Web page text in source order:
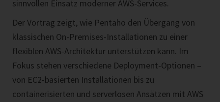
sinnvollen Einsatz moderner AWS-Services.
Der Vortrag zeigt, wie Pentaho den Übergang von
klassischen On-Premises-Installationen zu einer
flexiblen AWS-Architektur unterstützen kann. Im
Fokus stehen verschiedene Deployment-Optionen –
von EC2-basierten Installationen bis zu
containerisierten und serverlosen Ansätzen mit AWS